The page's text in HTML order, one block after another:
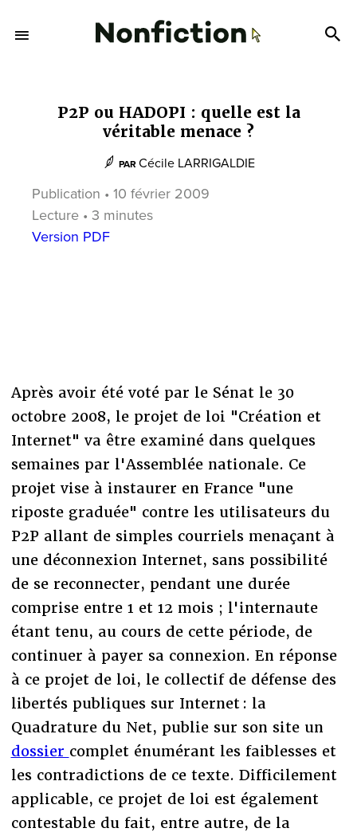
P2P ou HADOPI : quelle est la
véritable menace ?
PAR Cécile LARRIGALDIE
Publication • 10 février 2009
Lecture • 3 minutes
Version PDF
Après avoir été voté par le Sénat le 30
octobre 2008, le projet de loi "Création et
Internet" va être examiné dans quelques
semaines par l'Assemblée nationale. Ce
projet vise à instaurer en France "une
riposte graduée" contre les utilisateurs du
P2P allant de simples courriels menaçant à
une déconnexion Internet, sans possibilité
de se reconnecter, pendant une durée
comprise entre 1 et 12 mois ; l'internaute
étant tenu, au cours de cette période, de
continuer à payer sa connexion. En réponse
à ce projet de loi, le collectif de défense des
libertés publiques sur Internet : la
Quadrature du Net, publie sur son site un
dossier complet énumérant les faiblesses et
les contradictions de ce texte. Difficilement
applicable, ce projet de loi est également
contestable du fait, entre autre, de la